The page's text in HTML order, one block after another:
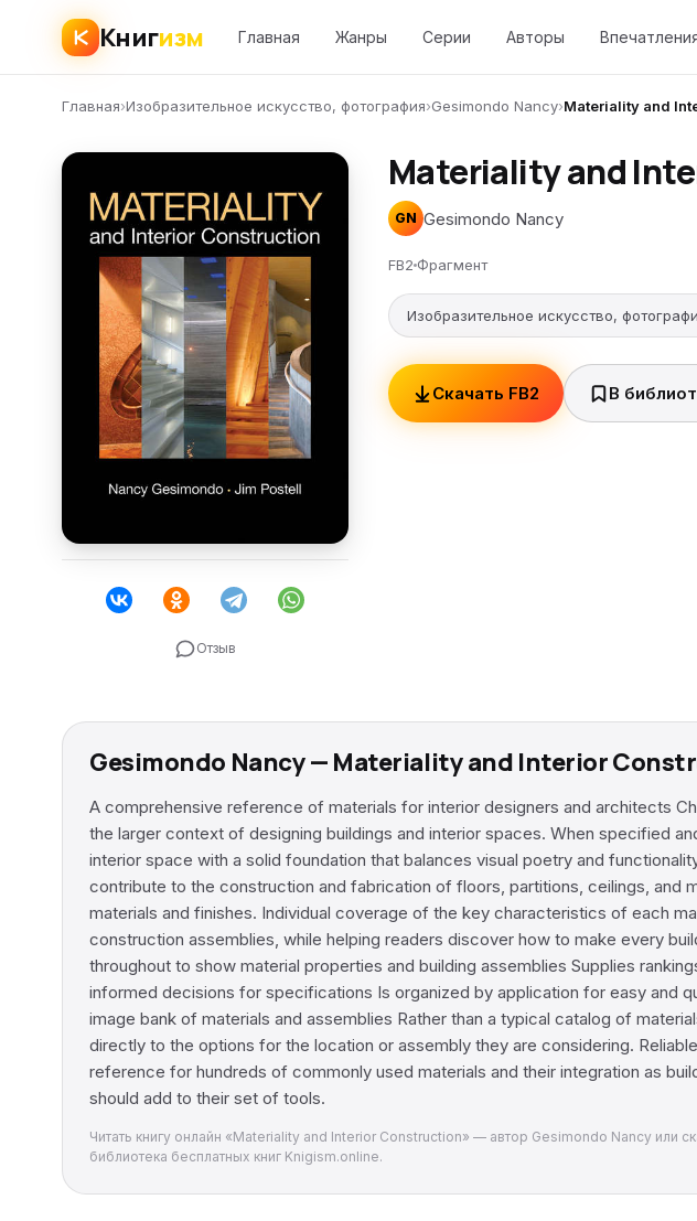
Книгизм Главная Жанры Серии Авторы
Главная›Изобразительное искусство, фотография›Gesimondo Nancy›Materiality and
Отзыв
Materiality and
GN Gesimondo Nancy
FB2 Фрагмент
Изобразительное искусство,
Скачать FB2 В
Gesimondo Nancy — Materiality and Interior
A comprehensive reference of materials for interior designers and architects
the larger context of designing buildings and interior spaces. When specified
interior space with a solid foundation that balances visual poetry and
contribute to the construction and fabrication of floors, partitions, ceilings,
materials and finishes. Individual coverage of the key characteristics of each
construction assemblies, while helping readers discover how to make every
throughout to show material properties and building assemblies Supplies
informed decisions for specifications Is organized by application for easy and
image bank of materials and assemblies Rather than a typical catalog of
directly to the options for the location or assembly they are considering.
reference for hundreds of commonly used materials and their integration as
should add to their set of tools.
Читать книгу онлайн «Materiality and Interior Construction» — автор Gesimondo Nancy или
библиотека бесплатных книг Knigism.online.